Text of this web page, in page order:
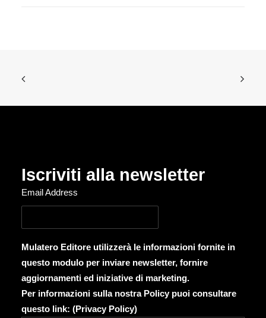
Iscriviti alla newsletter
Email Address
Mulatero Editore utilizzerà le informazioni fornite in
questo modulo per inviare newsletter, fornire
aggiornamenti ed iniziative di marketing.
Per informazioni sulla nostra Policy puoi consultare
questo link: (Privacy Policy)